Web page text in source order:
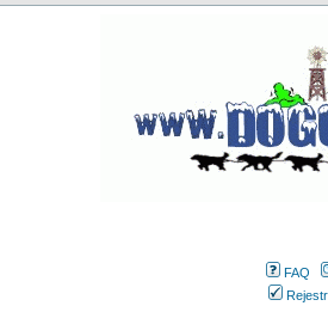
FAQ